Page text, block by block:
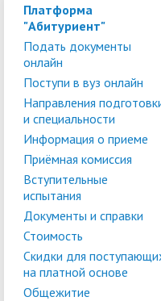
Платформа
"Абитуриент"
Подать документы
онлайн
Поступи в вуз онлайн
Направления
и специальности
Информация о приеме
Приёмная комиссия
Вступительные
испытания
Документы и справки
Стоимость
Скидки для
на платной основе
Общежитие